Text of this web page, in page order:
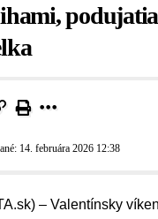
14. februára 2026 12:38
– Valentínsky